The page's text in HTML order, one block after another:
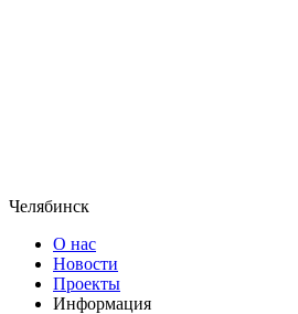
Челябинск
О нас
Новости
Проекты
Информация